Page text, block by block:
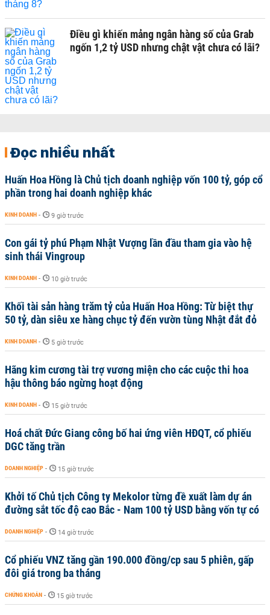
Điều gì khiến mảng ngân hàng số của Grab
ngốn 1,2 tỷ USD nhưng chật vật chưa có lãi?
Đọc nhiều nhất
Huấn Hoa Hồng là Chủ tịch doanh nghiệp vốn 100 tỷ, góp cổ
phần trong hai doanh nghiệp khác
KINH DOANH - 9 giờ trước
Con gái tỷ phú Phạm Nhật Vượng lần đầu tham gia vào hệ
sinh thái Vingroup
KINH DOANH - 10 giờ trước
Khối tài sản hàng trăm tỷ của Huấn Hoa Hồng: Từ biệt thự
50 tỷ, dàn siêu xe hàng chục tỷ đến vườn tùng Nhật đắt đỏ
KINH DOANH - 5 giờ trước
Hãng kim cương tài trợ vương miện cho các cuộc thi hoa
hậu thông báo ngừng hoạt động
KINH DOANH - 15 giờ trước
Hoá chất Đức Giang công bố hai ứng viên HĐQT, cổ phiếu
DGC tăng trần
DOANH NGHIỆP - 15 giờ trước
Khởi tố Chủ tịch Công ty Mekolor từng đề xuất làm dự án
đường sắt tốc độ cao Bắc - Nam 100 tỷ USD bằng vốn tự có
DOANH NGHIỆP - 14 giờ trước
Cổ phiếu VNZ tăng gần 190.000 đồng/cp sau 5 phiên, gấp
đôi giá trong ba tháng
CHỨNG KHOÁN - 15 giờ trước